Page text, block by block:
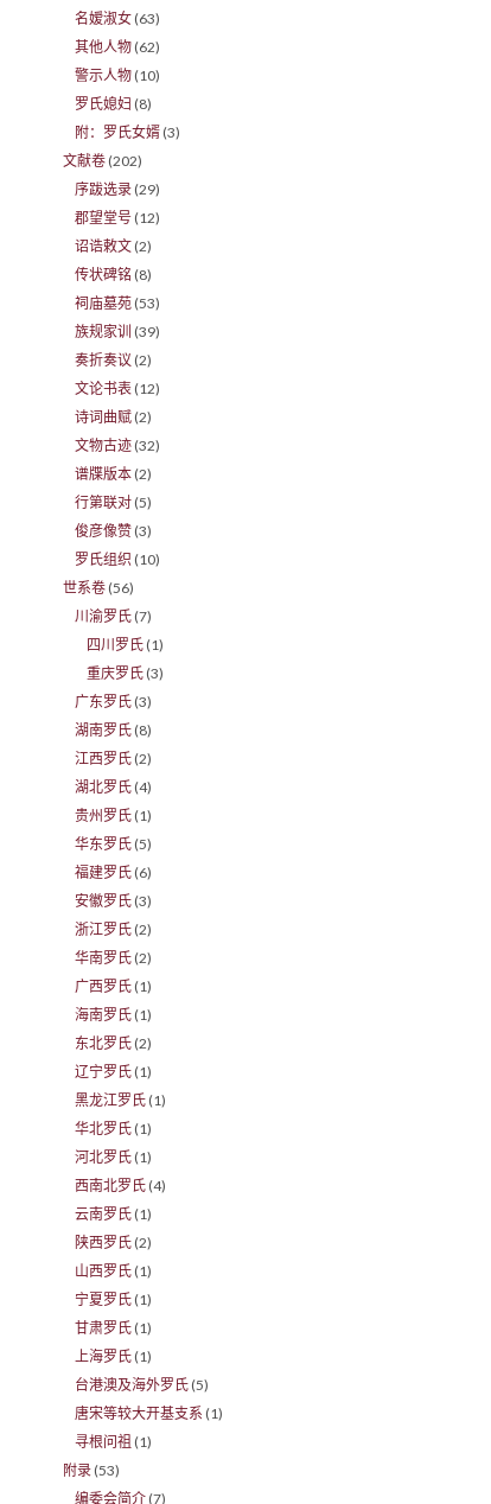
名嫒淑女 (63)
其他人物 (62)
警示人物 (10)
罗氏媳妇 (8)
附：罗氏女婿 (3)
文献卷 (202)
序跋选录 (29)
郡望堂号 (12)
诏诰敕文 (2)
传状碑铭 (8)
祠庙墓苑 (53)
族规家训 (39)
奏折奏议 (2)
文论书表 (12)
诗词曲赋 (2)
文物古迹 (32)
谱牒版本 (2)
行第联对 (5)
俊彦像赞 (3)
罗氏组织 (10)
世系卷 (56)
川渝罗氏 (7)
四川罗氏 (1)
重庆罗氏 (3)
广东罗氏 (3)
湖南罗氏 (8)
江西罗氏 (2)
湖北罗氏 (4)
贵州罗氏 (1)
华东罗氏 (5)
福建罗氏 (6)
安徽罗氏 (3)
浙江罗氏 (2)
华南罗氏 (2)
广西罗氏 (1)
海南罗氏 (1)
东北罗氏 (2)
辽宁罗氏 (1)
黑龙江罗氏 (1)
华北罗氏 (1)
河北罗氏 (1)
西南北罗氏 (4)
云南罗氏 (1)
陕西罗氏 (2)
山西罗氏 (1)
宁夏罗氏 (1)
甘肃罗氏 (1)
上海罗氏 (1)
台港澳及海外罗氏 (5)
唐宋等较大开基支系 (1)
寻根问祖 (1)
附录 (53)
编委会简介 (7)